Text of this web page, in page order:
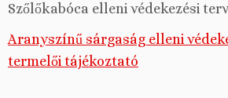
Szőlőkabóca elleni védekezési
Aranyszínű sárgaság elleni
termelői tájékoztató